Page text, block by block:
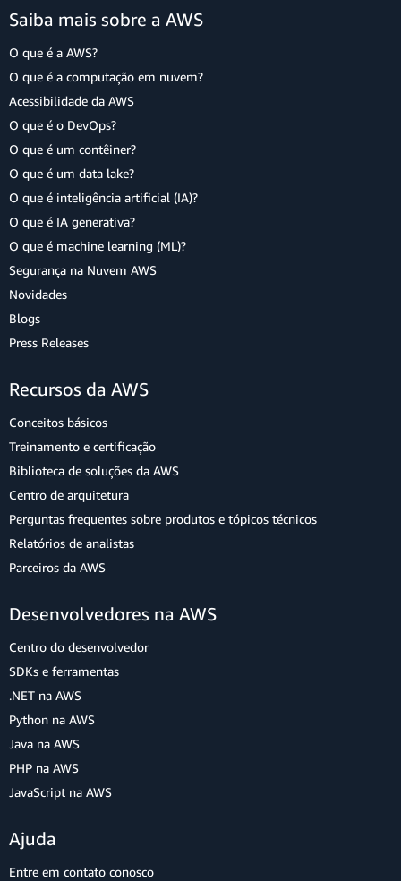
Saiba mais sobre a AWS
O que é a AWS?
O que é a computação em nuvem?
Acessibilidade da AWS
O que é o DevOps?
O que é um contêiner?
O que é um data lake?
O que é inteligência artificial (IA)?
O que é IA generativa?
O que é machine learning (ML)?
Segurança na Nuvem AWS
Novidades
Blogs
Press Releases
Recursos da AWS
Conceitos básicos
Treinamento e certificação
Biblioteca de soluções da AWS
Centro de arquitetura
Perguntas frequentes sobre produtos e tópicos técnicos
Relatórios de analistas
Parceiros da AWS
Desenvolvedores na AWS
Centro do desenvolvedor
SDKs e ferramentas
.NET na AWS
Python na AWS
Java na AWS
PHP na AWS
JavaScript na AWS
Ajuda
Entre em contato conosco